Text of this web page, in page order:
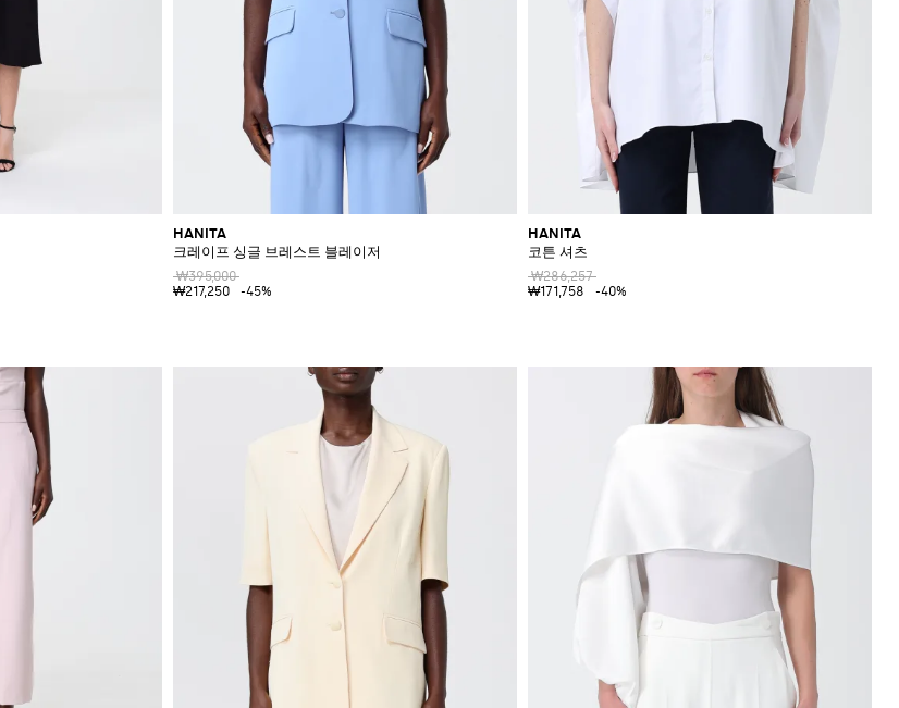
HANITA
크레이프 싱글 브레스트 블레이저
₩395,000
₩217,250
-45%
HANITA
코튼 셔츠
₩286,257
₩171,758
-40%